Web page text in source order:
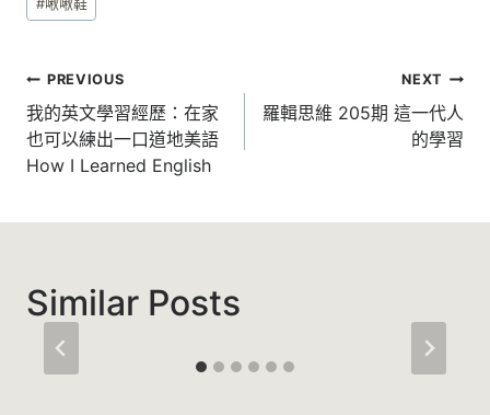
Tags:
#啾啾鞋
文
章
導
PREVIOUS
我的英文學習經歷：在家
也可以練出一口道地美語
How I Learned English
NEXT
羅輯思維 205期 這一代人
的學習
Similar Posts